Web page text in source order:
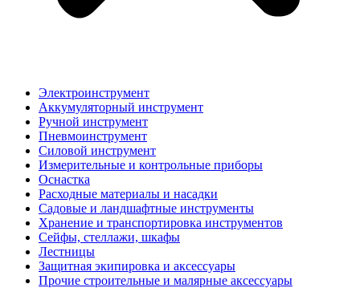
Электроинструмент
Аккумуляторный инструмент
Ручной инструмент
Пневмоинструмент
Силовой инструмент
Измерительные и контрольные приборы
Оснастка
Расходные материалы и насадки
Садовые и ландшафтные инструменты
Хранение и транспортировка инструментов
Сейфы, стеллажи, шкафы
Лестницы
Защитная экипировка и аксессуары
Прочие строительные и малярные аксессуары